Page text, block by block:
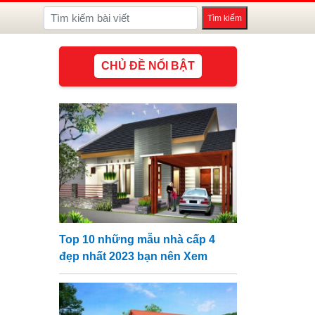
CHỦ ĐỀ NỔI BẬT
Top 10 những mẫu nhà cấp 4
đẹp nhất 2023 bạn nên Xem